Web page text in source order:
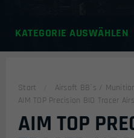
KATEGORIE AUSWÄHLEN
Start Airsoft BB´s /
AIM TOP Precision BIO Tracer
AIM TOP